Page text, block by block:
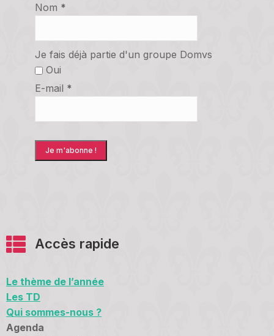
Nom *
Je fais déjà partie d'un groupe Domvs
Oui
E-mail *
Accès rapide
Le thème de l’année
Les TD
Qui sommes-nous ?
Agenda